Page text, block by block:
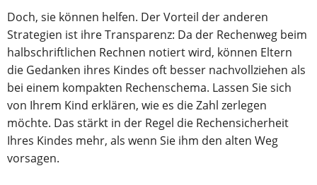
Doch, sie können helfen. Der Vorteil der anderen
Strategien ist ihre Transparenz: Da der Rechenweg beim
halbschriftlichen Rechnen notiert wird, können Eltern
die Gedanken ihres Kindes oft besser nachvollziehen als
bei einem kompakten Rechenschema. Lassen Sie sich
von Ihrem Kind erklären, wie es die Zahl zerlegen
möchte. Das stärkt in der Regel die Rechensicherheit
Ihres Kindes mehr, als wenn Sie ihm den alten Weg
vorsagen.